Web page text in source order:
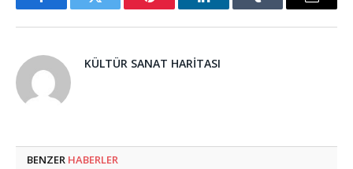
FacebookTwitter Pinterest LinkedInTumblr Email
KÜLTÜR SANAT HARITASI
BENZER HABERLER